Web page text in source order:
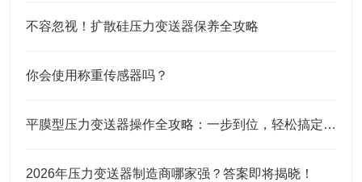
不容忽视！扩散硅压力变送器保养全攻略
你会使用称重传感器吗？
平膜型压力变送器操作全攻略：一步到位，轻松搞定实操细节
2026年压力变送器制造商哪家强？答案即将揭晓！